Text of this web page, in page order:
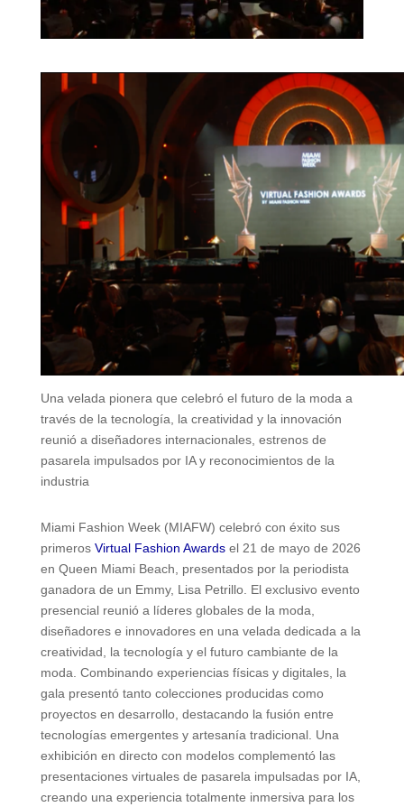
Una velada pionera que celebró el futuro de la moda a
través de la tecnología, la creatividad y la innovación
reunió a diseñadores internacionales, estrenos de
pasarela impulsados por IA y reconocimientos de la
industria
Miami Fashion Week (MIAFW) celebró con éxito sus
primeros Virtual Fashion Awardsel 21 de mayo de 2026
en Queen Miami Beach, presentados por la periodista
ganadora de un Emmy, Lisa Petrillo. El exclusivo evento
presencial reunió a líderes globales de la moda,
diseñadores e innovadores en una velada dedicada a la
creatividad, la tecnología y el futuro cambiante de la
moda. Combinando experiencias físicas y digitales, la
gala presentó tanto colecciones producidas como
proyectos en desarrollo, destacando la fusión entre
tecnologías emergentes y artesanía tradicional. Una
exhibición en directo con modelos complementó las
presentaciones virtuales de pasarela impulsadas por IA,
creando una experiencia totalmente inmersiva para los